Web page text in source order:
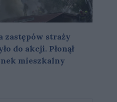
zastępów straży
do akcji. Płonął
mieszkalny